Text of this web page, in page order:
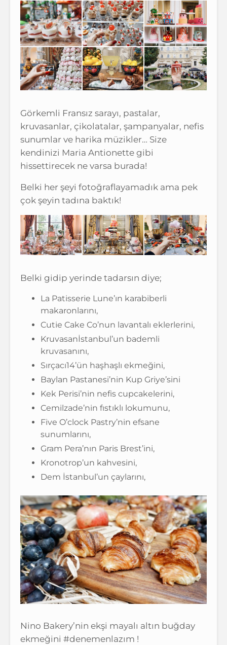
Görkemli Fransız sarayı, pastalar,
kruvasanlar, çikolatalar, şampanyalar, nefis
sunumlar ve harika müzikler… Size
kendinizi Maria Antionette gibi
hissettirecek ne varsa burada!
Belki her şeyi fotoğraflayamadık ama pek
çok şeyin tadına baktık!
Belki gidip yerinde tadarsın diye;
La Patisserie Lune’ın karabiberli
makaronlarını,
Cutie Cake Co’nun lavantalı eklerlerini,
Kruvasanİstanbul’un bademli
kruvasanını,
Sırçacı14’ün haşhaşlı ekmeğini,
Baylan Pastanesi’nin Kup Griye’sini
Kek Perisi’nin nefis cupcakelerini,
Cemilzade’nin fıstıklı lokumunu,
Five O’clock Pastry’nin efsane
sunumlarını,
Gram Pera’nın Paris Brest’ini,
Kronotrop’un kahvesini,
Dem İstanbul’un çaylarını,
Nino Bakery’nin ekşi mayalı altın buğday
ekmeğini #denemenlazım !